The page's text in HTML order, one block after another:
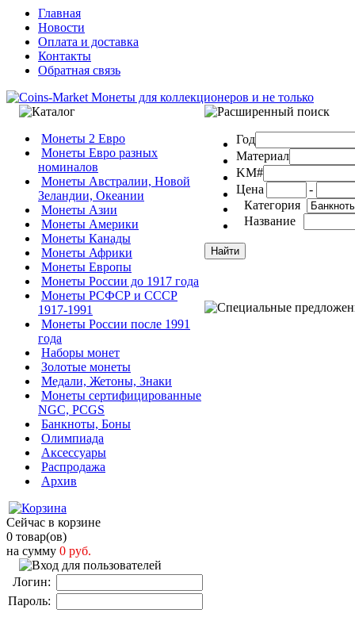
Главная
Новости
Оплата и доставка
Контакты
Обратная связь
Монеты 2 Евро
Монеты Евро разных
номиналов
Монеты Австралии, Новой
Зеландии, Океании
Монеты Азии
Монеты Америки
Монеты Канады
Монеты Африки
Монеты Европы
Монеты России до 1917 года
Монеты РСФСР и СССР
1917-1991
Монеты России после 1991
года
Наборы монет
Золотые монеты
Медали, Жетоны, Знаки
Монеты сертифицированные
NGC, PCGS
Банкноты, Боны
Олимпиада
Аксессуары
Распродажа
Архив
Сейчас в корзине
0 товар(ов)
на сумму 0 руб.
Логин:
Пароль:
Год
Материал
KM#
Цена
-
Категория
Название